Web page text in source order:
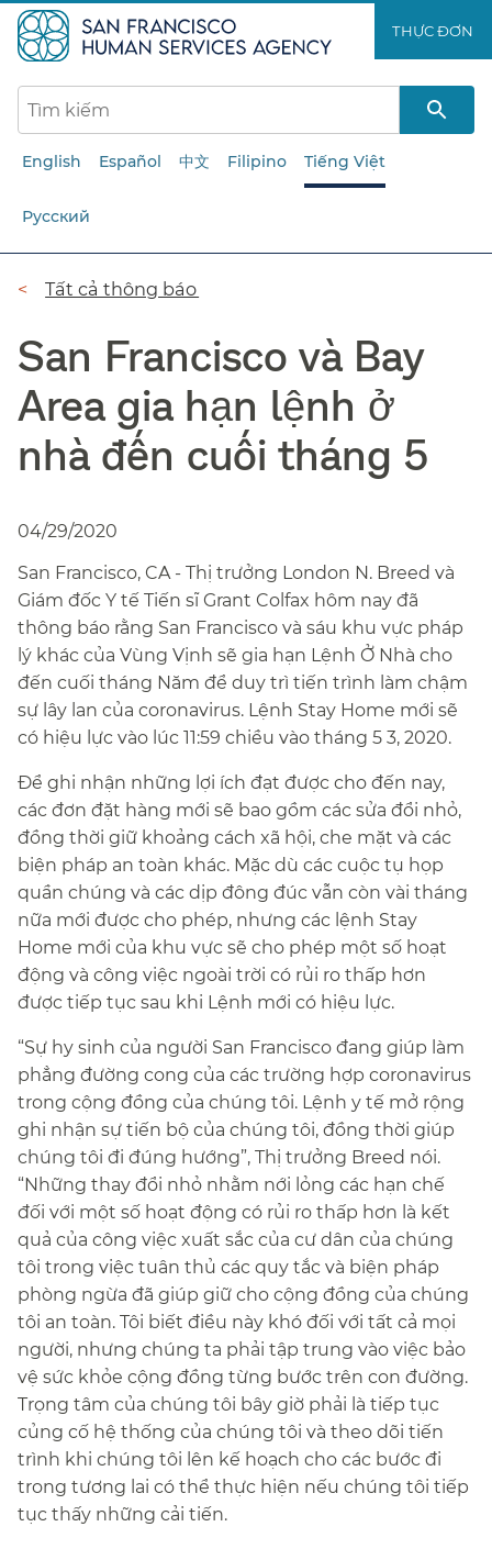
đến
nội
dung
THỰC ĐƠN​​
English Español 中文 Filipino Tiếng Việt
Русский
Đường
Tất cả thông báo​​
San Francisco và Bay
Area gia hạn lệnh ở
nhà đến cuối tháng 5​​
04/29/2020
San Francisco, CA - Thị trưởng London N. Breed và
Giám đốc Y tế Tiến sĩ Grant Colfax hôm nay đã
thông báo rằng San Francisco và sáu khu vực pháp
lý khác của Vùng Vịnh sẽ gia hạn Lệnh Ở Nhà cho
đến cuối tháng Năm để duy trì tiến trình làm chậm
sự lây lan của coronavirus. Lệnh Stay Home mới sẽ
có hiệu lực vào lúc 11:59 chiều vào tháng 5 3, 2020.​​
Để ghi nhận những lợi ích đạt được cho đến nay,
các đơn đặt hàng mới sẽ bao gồm các sửa đổi nhỏ,
đồng thời giữ khoảng cách xã hội, che mặt và các
biện pháp an toàn khác. Mặc dù các cuộc tụ họp
quần chúng và các dịp đông đúc vẫn còn vài tháng
nữa mới được cho phép, nhưng các lệnh Stay
Home mới của khu vực sẽ cho phép một số hoạt
động và công việc ngoài trời có rủi ro thấp hơn
được tiếp tục sau khi Lệnh mới có hiệu lực.​​
“Sự hy sinh của người San Francisco đang giúp làm
phẳng đường cong của các trường hợp coronavirus
trong cộng đồng của chúng tôi. Lệnh y tế mở rộng
ghi nhận sự tiến bộ của chúng tôi, đồng thời giúp
chúng tôi đi đúng hướng”, Thị trưởng Breed nói.
“Những thay đổi nhỏ nhằm nới lỏng các hạn chế
đối với một số hoạt động có rủi ro thấp hơn là kết
quả của công việc xuất sắc của cư dân của chúng
tôi trong việc tuân thủ các quy tắc và biện pháp
phòng ngừa đã giúp giữ cho cộng đồng của chúng
tôi an toàn. Tôi biết điều này khó đối với tất cả mọi
người, nhưng chúng ta phải tập trung vào việc bảo
vệ sức khỏe cộng đồng từng bước trên con đường.
Trọng tâm của chúng tôi bây giờ phải là tiếp tục
củng cố hệ thống của chúng tôi và theo dõi tiến
trình khi chúng tôi lên kế hoạch cho các bước đi
trong tương lai có thể thực hiện nếu chúng tôi tiếp
tục thấy những cải tiến.​​